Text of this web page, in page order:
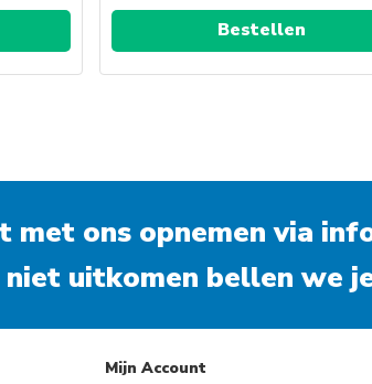
Bestellen
ons opnemen via
uitkomen bellen we
Mijn Account